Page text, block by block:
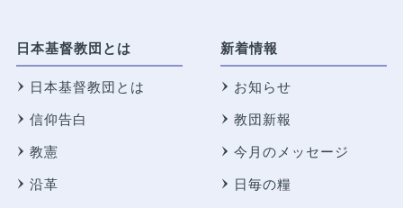
日本基督教団とは
日本基督教団とは
信仰告白
教憲
沿革
新着情報
お知らせ
教団新報
今月のメッセージ
日毎の糧